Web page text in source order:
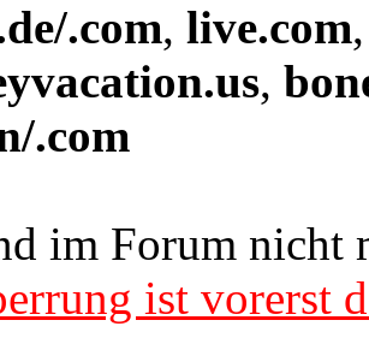
.com, live.com
,
.com
im Forum nicht
ist vorerst